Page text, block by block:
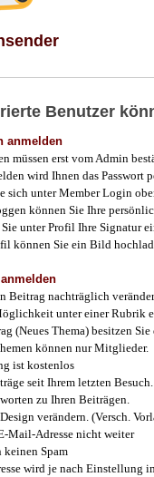
Benutzer
anmelden
müssen erst vom Admin
wird Ihnen das Passwort
sich unter Member Login
können Sie Ihre
unter Profil Ihre Signatur
können Sie ein Bild
Beitrag nachträglich
unter einer Rubrik
(Neues Thema) besitzen
können nur Mitglieder.
ist kostenlos
seit Ihrem letzten Besuch.
zu Ihren Beiträgen.
verändern. (Versch.
Mail-Adresse nicht weiter
keinen Spam
wird je nach Einstellung